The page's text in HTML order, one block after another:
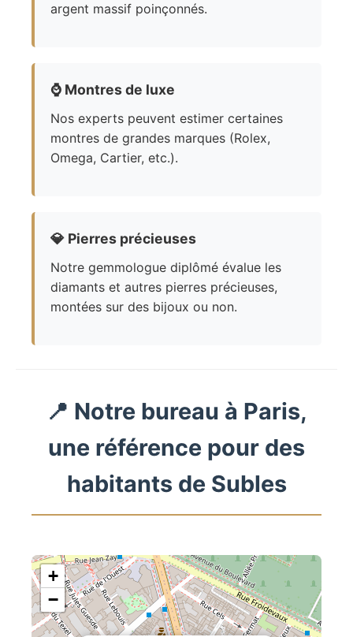
argent massif poinçonnés.
⌚ Montres de luxe
Nos experts peuvent estimer certaines
montres de grandes marques (Rolex,
Omega, Cartier, etc.).
💎 Pierres précieuses
Notre gemmologue diplômé évalue les
diamants et autres pierres précieuses,
montées sur des bijoux ou non.
📍 Notre bureau à Paris,
une référence pour des
habitants de Subles
+
−